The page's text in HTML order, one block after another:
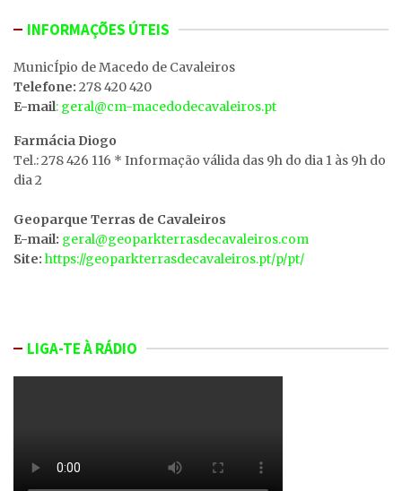
INFORMAÇÕES ÚTEIS
MunicÍpio de Macedo de Cavaleiros
Telefone: 278 420 420
E-mail: geral@cm-macedodecavaleiros.pt
Farmácia Diogo
Tel.: 278 426 116 * Informação válida das 9h do dia 1 às 9h do
dia 2
Geoparque Terras de Cavaleiros
E-mail: geral@geoparkterrasdecavaleiros.com
Site: https://geoparkterrasdecavaleiros.pt/p/pt/
LIGA-TE À RÁDIO